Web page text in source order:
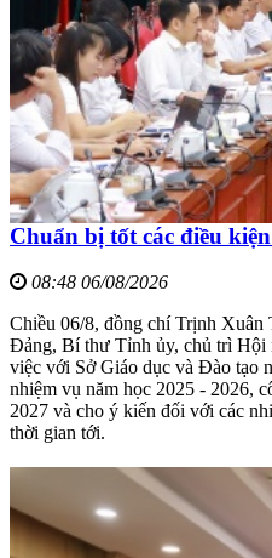
Chuẩn bị tốt các điều
08:48 06/08/2026
Chiều 06/8, đồng chí Trịnh
Đảng, Bí thư Tỉnh ủy, chủ trì
việc với Sở Giáo dục và Đào tạo
nhiệm vụ năm học 2025 - 2026,
2027 và cho ý kiến đối với các
thời gian tới.